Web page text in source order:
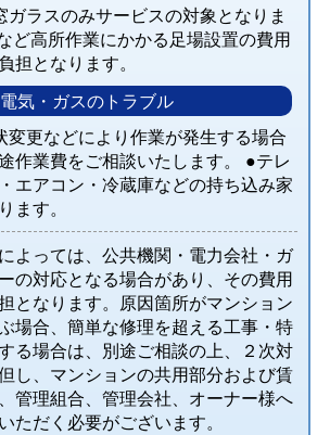
ガラスのみサービスの対象となりま
ど高所作業にかかる足場設置の費用
担となります。
電気・ガスのトラブル
変更などにより作業が発生する場合
作業費をご相談いたします。
テレ
エアコン・冷蔵庫などの持ち込み家
ます。
よっては、公共機関・電力会社・ガ
の対応となる場合があり、その費用
となります。原因箇所がマンション
場合、簡単な修理を超える工事・特
る場合は、別途ご相談の上、２次対
し、マンションの共用部分および賃
管理組合、管理会社、オーナー様へ
ただく必要がございます。